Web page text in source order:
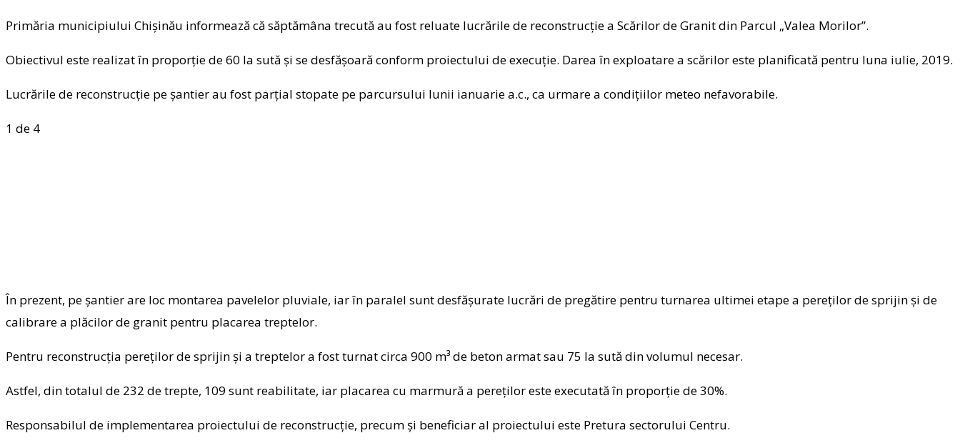
Primăria municipiului Chișinău informează că săptămâna trecută au fost reluate lucrările de reconstrucție a Scărilor de Granit din Parcul „Valea Morilor”.
Obiectivul este realizat în proporție de 60 la sută și se desfășoară conform proiectului de execuție. Darea în exploatare a scărilor este planificată pentru luna iulie, 2019.
Lucrările de reconstrucție pe șantier au fost parțial stopate pe parcursului lunii ianuarie a.c., ca urmare a condițiilor meteo nefavorabile.
1 de 4
În prezent, pe șantier are loc montarea pavelelor pluviale, iar în paralel sunt desfășurate lucrări de pregătire pentru turnarea ultimei etape a pereților de sprijin și de
calibrare a plăcilor de granit pentru placarea treptelor.
Pentru reconstrucția pereților de sprijin și a treptelor a fost turnat circa 900 m³ de beton armat sau 75 la sută din volumul necesar.
Astfel, din totalul de 232 de trepte, 109 sunt reabilitate, iar placarea cu marmură a pereților este executată în proporție de 30%.
Responsabilul de implementarea proiectului de reconstrucţie, precum şi beneficiar al proiectului este Pretura sectorului Centru.